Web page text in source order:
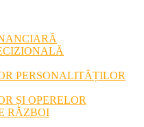
PERSONALITĂȚILOR
ȘI OPERELOR
RĂZBOI